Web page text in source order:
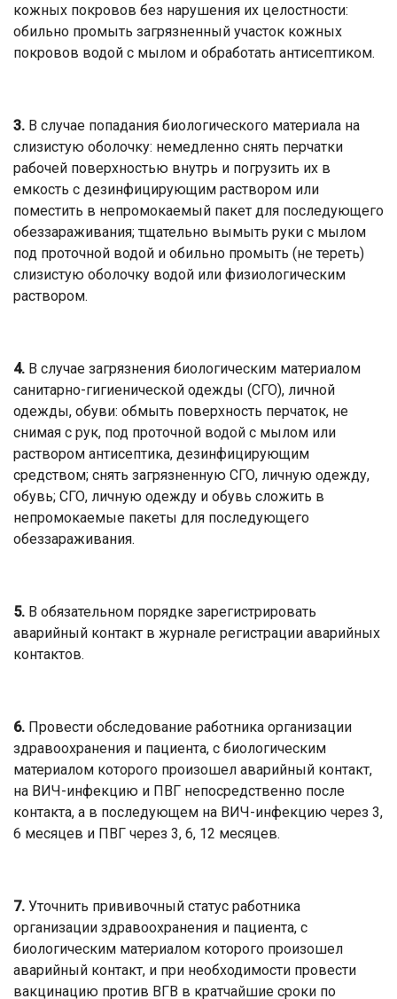
кожных покровов без нарушения их целостности:
обильно промыть загрязненный участок кожных
покровов водой с мылом и обработать антисептиком.
3. В случае попадания биологического материала на
слизистую оболочку: немедленно снять перчатки
рабочей поверхностью внутрь и погрузить их в
емкость с дезинфицирующим раствором или
поместить в непромокаемый пакет для последующего
обеззараживания; тщательно вымыть руки с мылом
под проточной водой и обильно промыть (не тереть)
слизистую оболочку водой или физиологическим
раствором.
4. В случае загрязнения биологическим материалом
санитарно-гигиенической одежды (СГО), личной
одежды, обуви: обмыть поверхность перчаток, не
снимая с рук, под проточной водой с мылом или
раствором антисептика, дезинфицирующим
средством; снять загрязненную СГО, личную одежду,
обувь; СГО, личную одежду и обувь сложить в
непромокаемые пакеты для последующего
обеззараживания.
5. В обязательном порядке зарегистрировать
аварийный контакт в журнале регистрации аварийных
контактов.
6. Провести обследование работника организации
здравоохранения и пациента, с биологическим
материалом которого произошел аварийный контакт,
на ВИЧ-инфекцию и ПВГ непосредственно после
контакта, а в последующем на ВИЧ-инфекцию через 3,
6 месяцев и ПВГ через 3, 6, 12 месяцев.
7. Уточнить прививочный статус работника
организации здравоохранения и пациента, с
биологическим материалом которого произошел
аварийный контакт, и при необходимости провести
вакцинацию против ВГВ в кратчайшие сроки по